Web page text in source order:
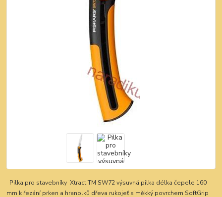
Pilka pro stavebníky Xtract TM SW72 výsuvná pilka délka čepele 160
mm k řezání prken a hranolků dřeva rukojeť s měkký povrchem SoftGrip